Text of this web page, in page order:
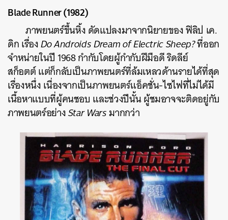
Blade Runner (1982)
ภาพยนตร์ขึ้นหิ้งดัดแปลงมาจากนิยายของ ฟิลิป เค.
ดิก เรื่องDo Androids Dream of Electric Sheep?ที่ออก
จำหน่ายในปี 1968 กำกับโดยผู้กำกับฝีมือดี ริดลีย์
สก็อตต์ แต่ก็กลับเป็นภาพยนตร์ที่ล้มเหลวด้านรายได้ที่สุด
เรื่องหนึ่ง เนื่องจากเป็นภาพยนตร์แอ็คชั่น-ไซไฟที่ไม่ได้มี
เนื้อหาแบบที่ผู้คนชอบ และช่วงปีนั้น ผู้ชมอาจจะติดอยู่กับ
ภาพยนตร์อย่างStar Warsมากกว่า